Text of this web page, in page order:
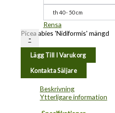
th 40 - 50 cm
Rensa
-
Picea abies 'Nidiformis' mängd
Lägg Till I Varukorg
Kontakta Säljare
Beskrivning
Ytterligare information